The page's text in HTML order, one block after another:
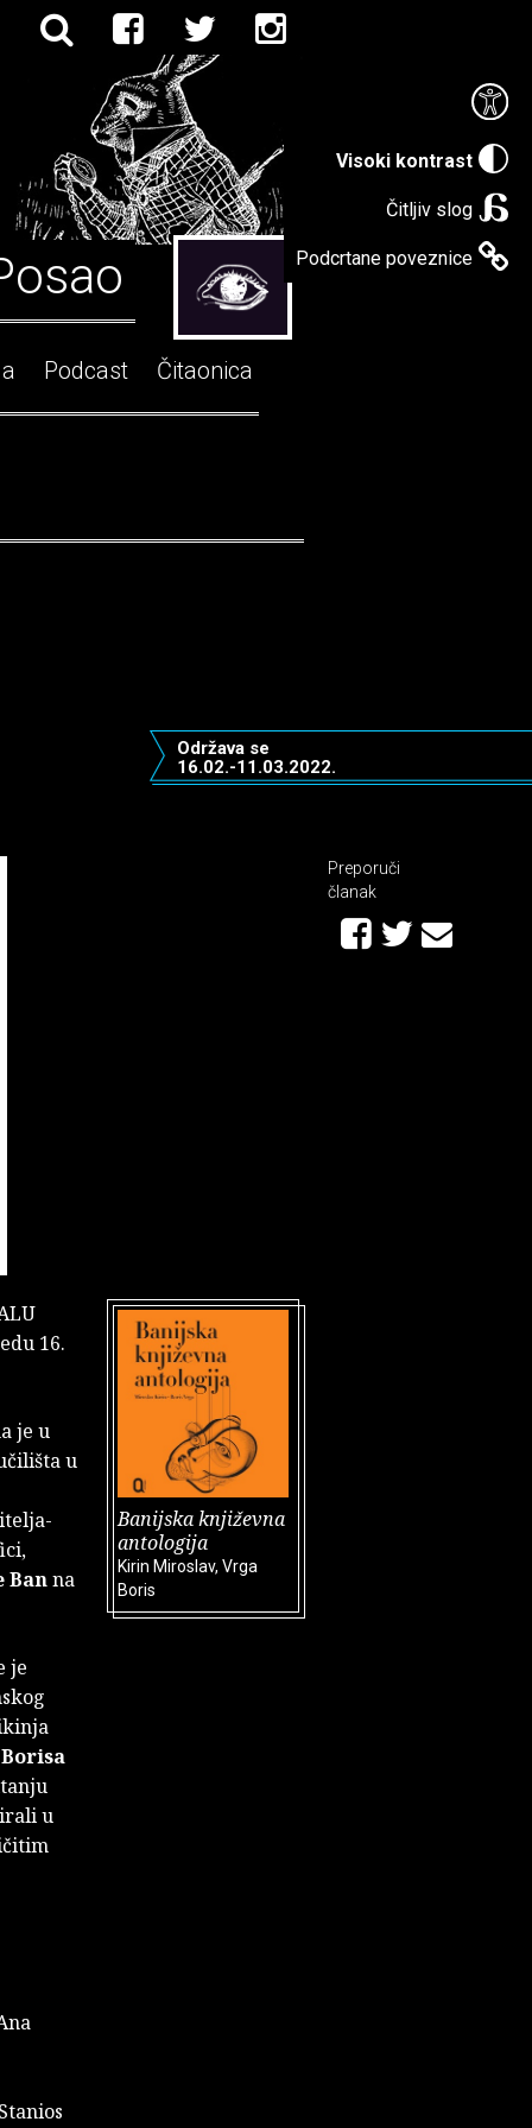
Visoki kontrast
Čitljiv slog
Podcrtane poveznice
Podcast Čitaonica
Održava se
16.02.-11.03.2022.
Banijska književna
antologija
Kirin Miroslav, Vrga
Boris
16.
je u
u
Banna
je
u
Preporuči
članak